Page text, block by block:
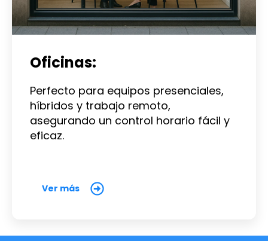
Oficinas:
Perfecto para equipos presenciales,
híbridos y trabajo remoto,
asegurando un control horario fácil y
eficaz.
Ver más